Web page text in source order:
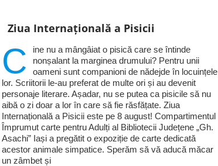
Ziua Internațională a Pisicii
C
ine nu a mângâiat o pisică care se întinde
nonșalant la marginea drumului? Pentru unii
oameni sunt companioni de nădejde în locuințele
lor. Scriitorii le-au preferat de multe ori și au devenit
personaje literare. Așadar, nu se putea ca pisicile să nu
aibă o zi doar a lor în care să fie răsfățate. Ziua
Internațională a Pisicii este pe 8 august! Compartimentul
Împrumut carte pentru Adulți al Bibliotecii Județene „Gh.
Asachi” Iași a pregătit o expoziție de carte dedicată
acestor animale simpatice. Sperăm să vă aducă măcar
un zâmbet și